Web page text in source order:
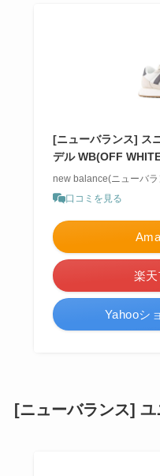
[ニューバランス] ス
デル WB(OFF
new balance(ニューバラ
口コミを見る
楽
Yahooシ
[ニューバランス]